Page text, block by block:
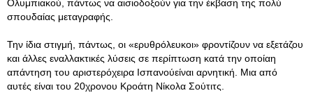
Ολυμπιακού, πάντως να αισιοδοξούν για την έκβαση της πολύ
σπουδαίας μεταγραφής.
Την ίδια στιγμή, πάντως, οι «ερυθρόλευκοι» φροντίζουν να εξετάζου
και άλλες εναλλακτικές λύσεις σε περίπτωση κατά την οποίαη
απάντηση του αριστερόχειρα Ισπανούείναι αρνητική. Μια από
αυτές είναι του 20χρονου Κροάτη Νίκολα Σούτιτς.